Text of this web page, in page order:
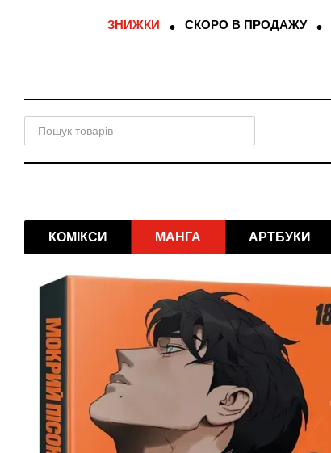
ЗНИЖКИ СКОРО В ПРОДАЖУ
КОМІКСИ МАНГА АРТБУКИ